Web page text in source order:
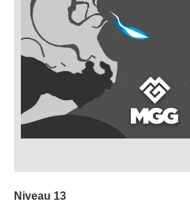
Niveau 13